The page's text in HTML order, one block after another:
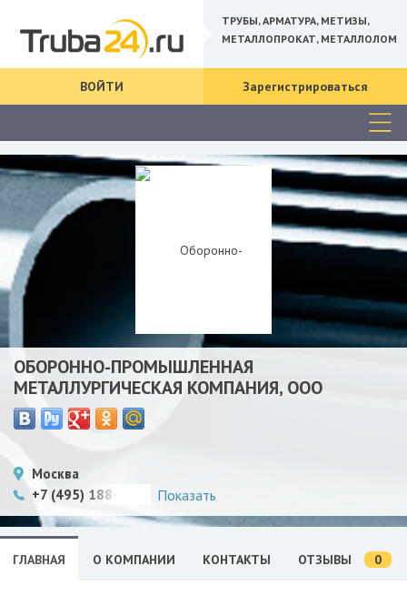
ТРУБЫ, АРМАТУРА, МЕТИЗЫ,
МЕТАЛЛОПРОКАТ, МЕТАЛЛОЛОМ
ВОЙТИ Зарегистрироваться
ОБОРОННО-ПРОМЫШЛЕННАЯ
МЕТАЛЛУРГИЧЕСКАЯ КОМПАНИЯ, ООО
Москва
+7 (495) 188-9682
Показать
ГЛАВНАЯ О КОМПАНИИ КОНТАКТЫ ОТЗЫВЫ 0